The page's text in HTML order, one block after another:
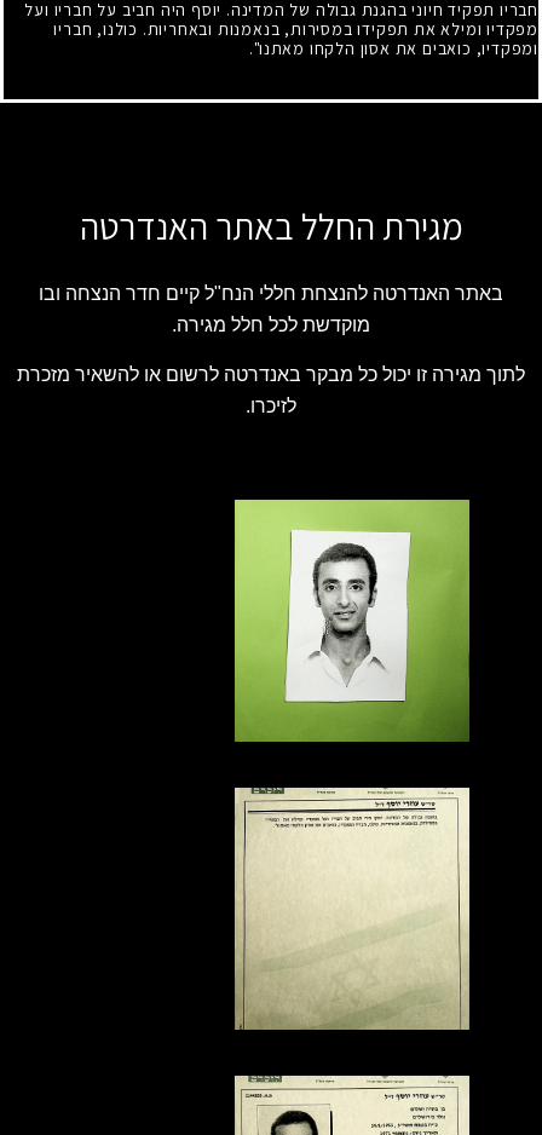
חבריו תפקיד חיוני בהגנת גבולה של המדינה. יוסף היה חביב על חבריו ועל
מפקדיו ומילא את תפקידו במסירות, בנאמנות ובאחריות. כולנו, חבריו
ומפקדיו, כואבים את אסון הלקחו מאתנו".
מגירת החלל באתר האנדרטה
באתר האנדרטה להנצחת חללי הנח"ל קיים חדר הנצחה ובו
מוקדשת לכל חלל מגירה.
לתוך מגירה זו יכול כל מבקר באנדרטה לרשום או להשאיר מזכרת
לזיכרו.